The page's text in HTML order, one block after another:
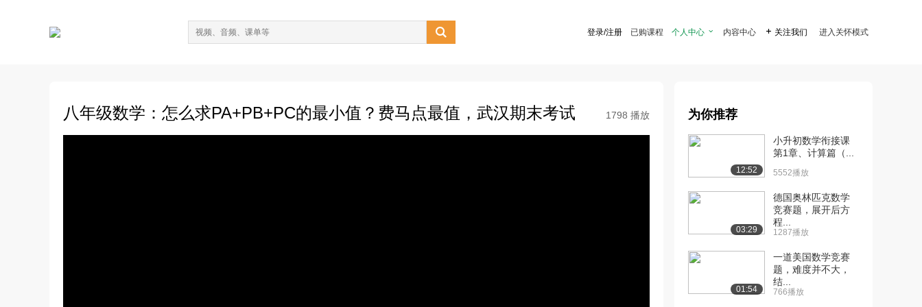
 登录/注册 已购课程 个人中心  内容中心  关注我们 进入关怀模式
八年级数学：怎么求PA+PB+PC的最小值？费马点最值，武汉期末考试 1798 播放 为你推荐
12:52
小升初数学衔接课
第1章、计算篇（...
5552播放
03:29
德国奥林匹克数学
竞赛题，展开后方
程...
1287播放
01:54
一道美国数学竞赛
题，难度并不大，
结...
766播放